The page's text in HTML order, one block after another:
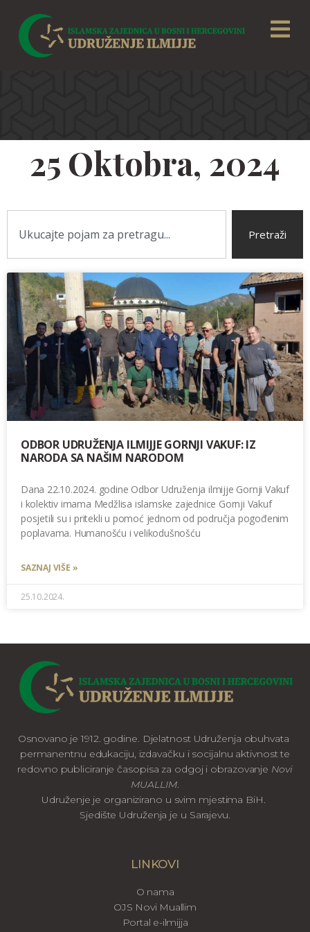
25 Oktobra, 2024
Pretraži
ODBOR UDRUŽENJA ILMIJJE GORNJI VAKUF: IZ
NARODA SA NAŠIM NARODOM
Dana 22.10.2024. godine Odbor Udruženja ilmijje Gornji Vakuf
i kolektiv imama Medžlisa islamske zajednice Gornji Vakuf
posjetili su i pritekli u pomoć jednom od područja pogođenim
poplavama. Humanošću i velikodušnošću
SAZNAJ VIŠE »
25.10.2024.
Osnovano je 1912. godine. Djelatnost Udruženja obuhvata
permanentnu edukaciju, izdavačku i socijalnu aktivnost te
redovno publiciranje časopisa za odgoj i obrazovanje Novi
MUALLIM.
Udruženje je organizirano u svim mjestima BiH.
Sjedište Udruženja je u Sarajevu.
LINKOVI
O nama
OJS Novi Muallim
Portal e-ilmijja